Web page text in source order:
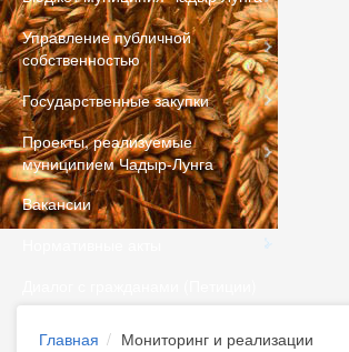
Управление публичной
собственностью
Государственные закупки
Проекты, реализуемые
муниципием Чадыр-Лунга
Вакансии
Главная Мониторинг и реализации